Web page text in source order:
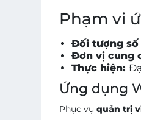
Phạm vi
Đối tượng số
Đơn vị cung
Thực hiện:
Ứng dụng
Phục vụquản trị